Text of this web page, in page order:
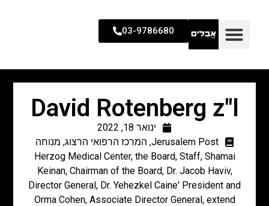
03-9786680
David Rotenberg z"l
ינואר 18, 2022
Jerusalem Post
, המרכז הרפואי הרצוג, מנוחה
Herzog Medical Center, the Board, Staff, Shamai
Keinan, Chairman of the Board, Dr. Jacob Haviv,
Director General, Dr. Yehezkel Caine' President and
Orma Cohen, Associate Director General, extend